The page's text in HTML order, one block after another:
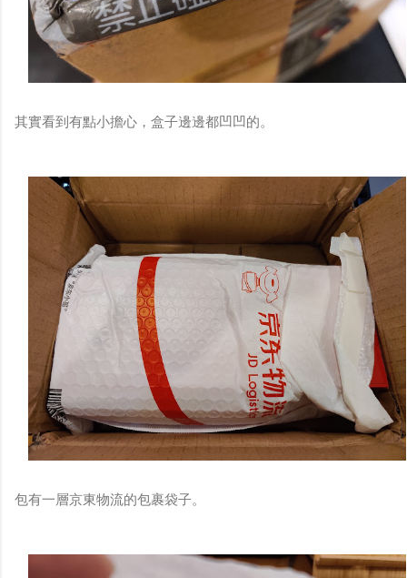
其實看到有點小擔心，盒子邊邊都凹凹的。
包有一層京東物流的包裹袋子。